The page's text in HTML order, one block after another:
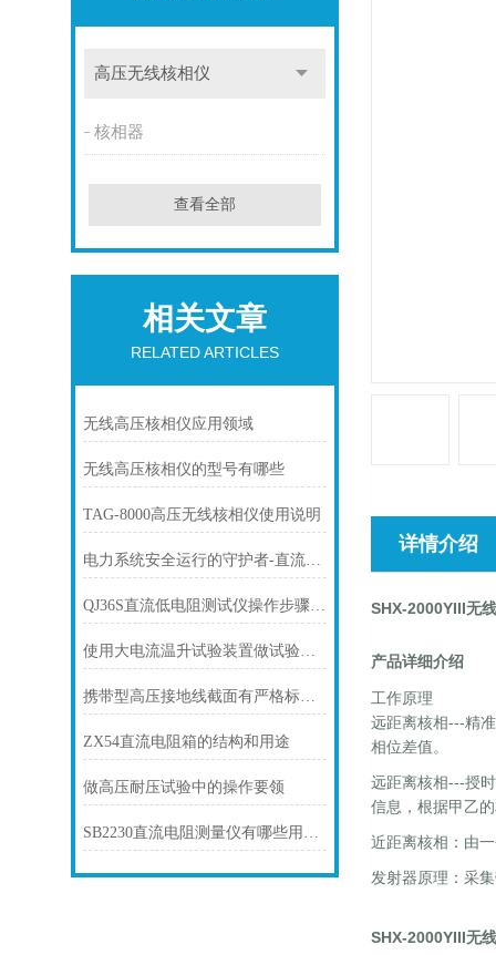
高压无线核相仪
核相器
查看全部
相关文章
RELATED ARTICLES
无线高压核相仪应用领域
无线高压核相仪的型号有哪些
TAG-8000高压无线核相仪使用说明
电力系统安全运行的守护者-直流高压发生器
QJ36S直流低电阻测试仪操作步骤是怎样的
使用大电流温升试验装置做试验的作用有哪些？
携带型高压接地线截面有严格标准和要求
ZX54直流电阻箱的结构和用途
做高压耐压试验中的操作要领
SB2230直流电阻测量仪有哪些用途？
详情介绍
SHX-2000YIII无
产品详细介绍
工作原理
远距离核相---精
相位差值。
远距离核相---授
信息，根据甲乙
近距离核相：由
发射器原理：采
SHX-2000YIII无